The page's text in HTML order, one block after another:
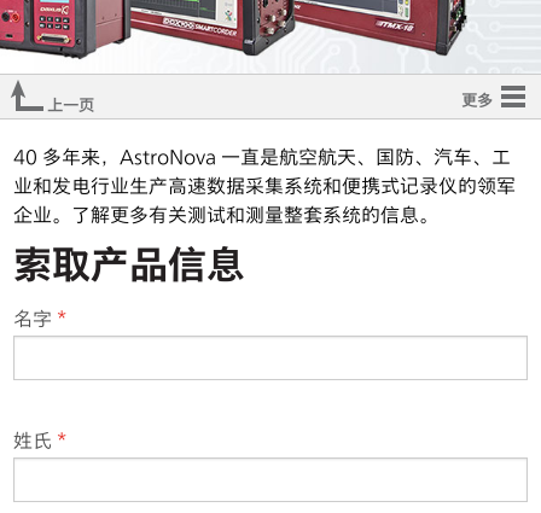
上一页 更多
概观
购买方式
索取产品信息
40 多年来，AstroNova 一直是航空航天、国防、汽车、工
业和发电行业生产高速数据采集系统和便携式记录仪的领军
企业。了解更多有关测试和测量整套系统的信息。
索取产品信息
名字 *
姓氏 *